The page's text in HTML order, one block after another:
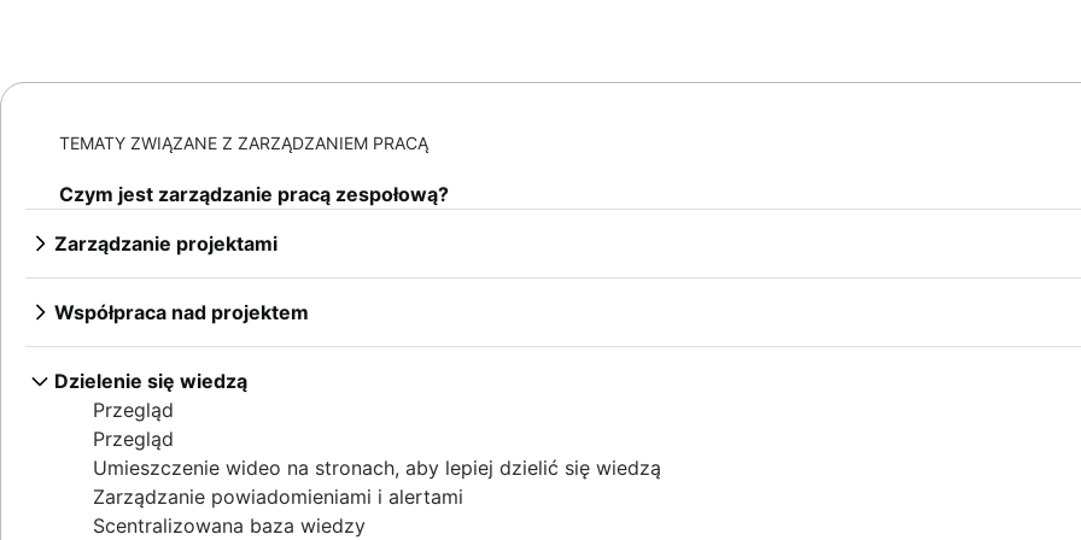
TEMATY ZWIĄZANE Z ZARZĄDZANIEM PRACĄ
Czym jest zarządzanie pracą zespołową?
Zarządzanie projektami
Przegląd
Zarządzanie projektami wykorzystujące SI
Fazy zarządzania projektem
Zasady
Zarządzanie projektami w firmie
Creative project management
Rozwiązania
Zarządzanie projektami IT
Cloud-based project management
Współpraca nad projektem
Przegląd
Kultura współpracy
Przegląd
Komunikacja oparta na współpracy
Współpraca zespołowa
Wskazówki dotyczące współpracy od użytkowników zaawansowanych
Wspólne tworzenie treści
Zespoły interdyscyplinarne
Przegląd
Współpraca różnych działów
Proces zatwierdzania
Najlepsze praktyki burzy mózgów
Przegląd
Techniki burzy mózgów
Efektywne spotkania zespołu
Dzielenie się wiedzą
Przegląd
Przegląd
Umieszczenie wideo na stronach, aby lepiej dzielić się wiedzą
Zarządzanie powiadomieniami i alertami
Scentralizowana baza wiedzy